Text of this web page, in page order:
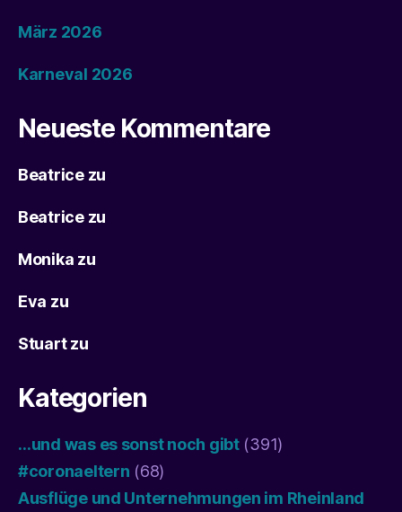
März 2026
Karneval 2026
Neueste Kommentare
Beatricezu
Beatricezu
Monika zu
Eva zu
Stuartzu
Kategorien
…und was es sonst noch gibt(391)
#coronaeltern (68)
Ausflüge und Unternehmungen im Rheinland